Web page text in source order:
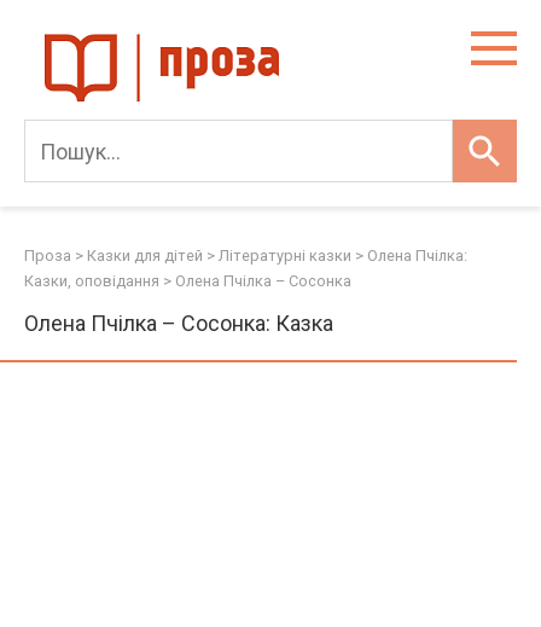
content
Проза > Казки для дітей > Літературні казки > Олена Пчілка:
Казки, оповідання > Олена Пчілка – Сосонка
Олена Пчілка – Сосонка: Казка